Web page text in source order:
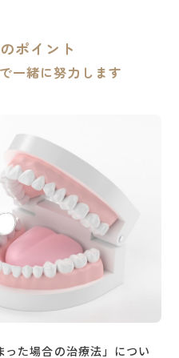
ポイント
一緒に努力します
った場合の治療法」につい